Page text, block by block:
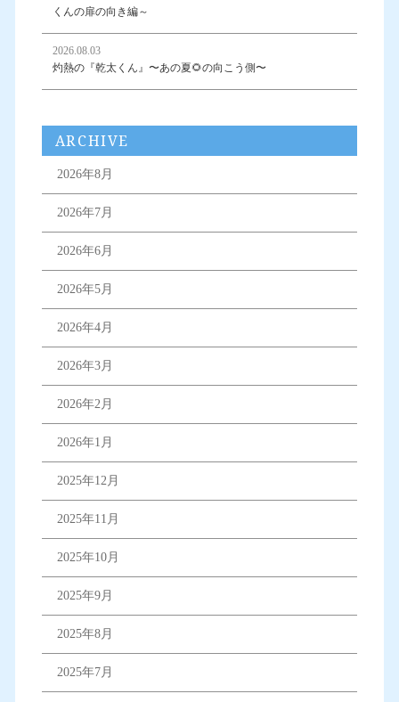
くんの扉の向き編～
2026.08.03
灼熱の『乾太くん』〜あの夏🌻の向こう側〜
ARCHIVE
2026年8月
2026年7月
2026年6月
2026年5月
2026年4月
2026年3月
2026年2月
2026年1月
2025年12月
2025年11月
2025年10月
2025年9月
2025年8月
2025年7月